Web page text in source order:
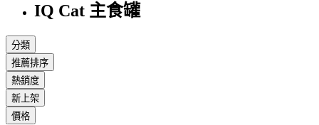
IQ Cat 主食罐
分類
推薦排序
熱銷度
新上架
價格